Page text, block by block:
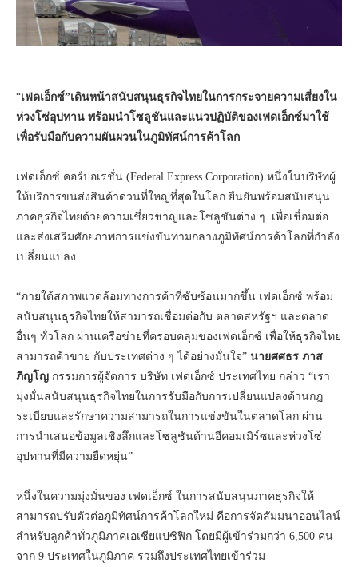
“เฟดเอ็กซ์”เดินหน้าสนับสนุนธุรกิจไทยในการกระจายความเสี่ยงใน
ห่วงโซ่อุปทาน พร้อมนำโซลูชันและแนวปฏิบัติของเฟดเอ็กซ์มาใช้
เพื่อรับมือกับความผันผวนในภูมิทัศน์การค้าโลก
เฟดเอ็กซ์ คอร์ปอเรชั่น (Federal Express Corporation) หนึ่งในบริษัทผู้
ให้บริการขนส่งสินค้าด่วนที่ใหญ่ที่สุดในโลก ยืนยันพร้อมสนับสนุน
ภาคธุรกิจไทยด้วยความเชี่ยวชาญและโซลูชันต่าง ๆ เพื่อเชื่อมต่อ
และส่งเสริมศักยภาพการแข่งขันท่ามกลางภูมิทัศน์การค้าโลกที่กำลัง
เปลี่ยนแปลง
“ภายใต้สภาพแวดล้อมทางการค้าที่ซับซ้อนมากขึ้น เฟดเอ็กซ์ พร้อม
สนับสนุนธุรกิจไทยให้สามารถเชื่อมต่อกับ ตลาดสหรัฐฯ และตลาด
อื่นๆ ทั่วโลก ผ่านเครือข่ายที่ครอบคลุมของเฟดเอ็กซ์ เพื่อให้ธุรกิจไทย
สามารถค้าขาย กับประเทศต่าง ๆ ได้อย่างมั่นใจ” นายศศธร ภาส
ภิญโญ กรรมการผู้จัดการ บริษัท เฟดเอ็กซ์ ประเทศไทย กล่าว “เรา
มุ่งมั่นสนับสนุนธุรกิจไทยในการรับมือกับการเปลี่ยนแปลงด้านกฎ
ระเบียบและรักษาความสามารถในการแข่งขันในตลาดโลก ผ่าน
การนำเสนอข้อมูลเชิงลึกและโซลูชันด้านอีคอมเมิร์ซและห่วงโซ่
อุปทานที่มีความยืดหยุ่น”
หนึ่งในความมุ่งมั่นของ เฟดเอ็กซ์ ในการสนับสนุนภาคธุรกิจให้
สามารถปรับตัวต่อภูมิทัศน์การค้าโลกใหม่ คือการจัดสัมมนาออนไลน์
สำหรับลูกค้าทั่วภูมิภาคเอเชียแปซิฟิก โดยมีผู้เข้าร่วมกว่า 6,500 คน
จาก 9 ประเทศในภูมิภาค รวมถึงประเทศไทยเข้าร่วม